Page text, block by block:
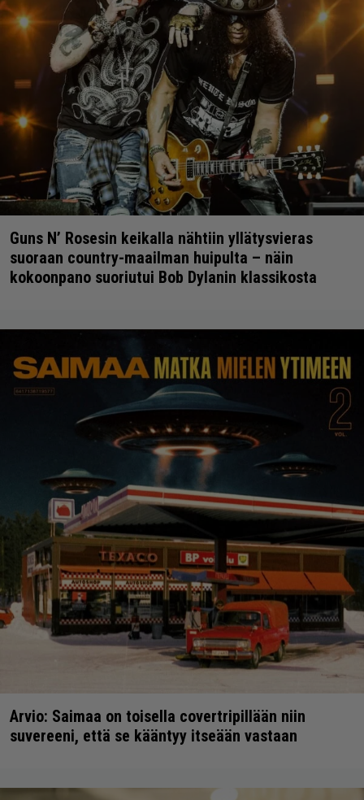
Guns N’ Rosesin keikalla nähtiin yllätysvieras
suoraan country-maailman huipulta – näin
kokoonpano suoriutui Bob Dylanin klassikosta
Arvio: Saimaa on toisella covertripillään niin
suvereeni, että se kääntyy itseään vastaan